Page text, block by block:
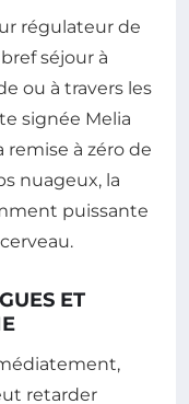
régulateur de
séjour à
ou à travers les
signée Melia
remise à zéro de
nuageux, la
puissante
ET
retarder